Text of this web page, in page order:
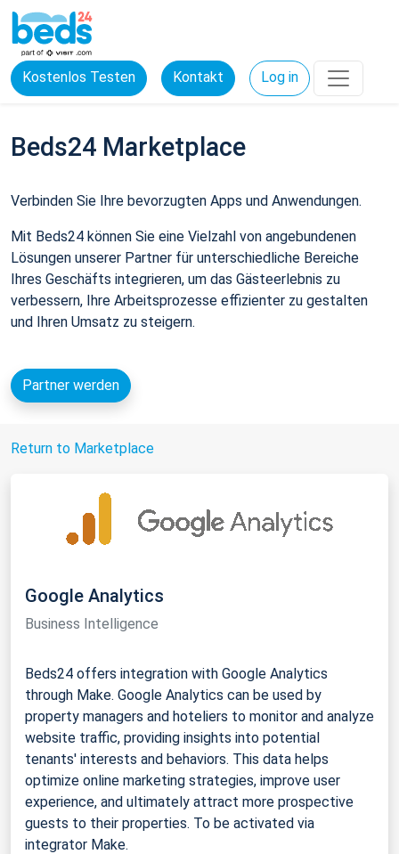
Kostenlos Testen Kontakt Log in
Beds24 Marketplace
Verbinden Sie Ihre bevorzugten Apps und Anwendungen.
Mit Beds24 können Sie eine Vielzahl von angebundenen
Lösungen unserer Partner für unterschiedliche Bereiche
Ihres Geschäfts integrieren, um das Gästeerlebnis zu
verbessern, Ihre Arbeitsprozesse effizienter zu gestalten
und Ihren Umsatz zu steigern.
Partner werden
Return to Marketplace
Google Analytics
Business Intelligence
Beds24 offers integration with Google Analytics
through Make. Google Analytics can be used by
property managers and hoteliers to monitor and analyze
website traffic, providing insights into potential
tenants' interests and behaviors. This data helps
optimize online marketing strategies, improve user
experience, and ultimately attract more prospective
guests to their properties. To be activated via
integrator Make.